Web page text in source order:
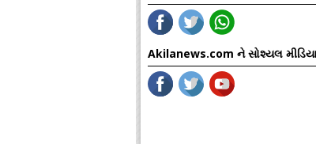
Akilanews.com ને સોશ્યલ મીડિયા